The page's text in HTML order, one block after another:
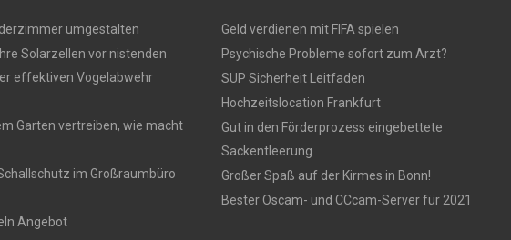
umgestalten
Solarzellen vor nistenden
effektiven Vogelabwehr
Garten vertreiben, wie macht
im Großraumbüro
Angebot
Geld verdienen mit FIFA spielen
Psychische Probleme sofort zum Arzt?
SUP Sicherheit Leitfaden
Hochzeitslocation Frankfurt
Gut in den Förderprozess eingebettete
Sackentleerung
Großer Spaß auf der Kirmes in Bonn!
Bester Oscam- und CCcam-Server für 2021